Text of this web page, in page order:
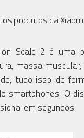
produtos da
Scale 2 é uma
massa
tudo isso de
smartphones. O
em segundos.